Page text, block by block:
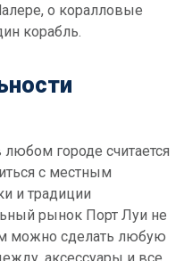
о коралловые
корабль.
городе считается
с местным
и традиции
рынок Порт Луи не
можно сделать любую